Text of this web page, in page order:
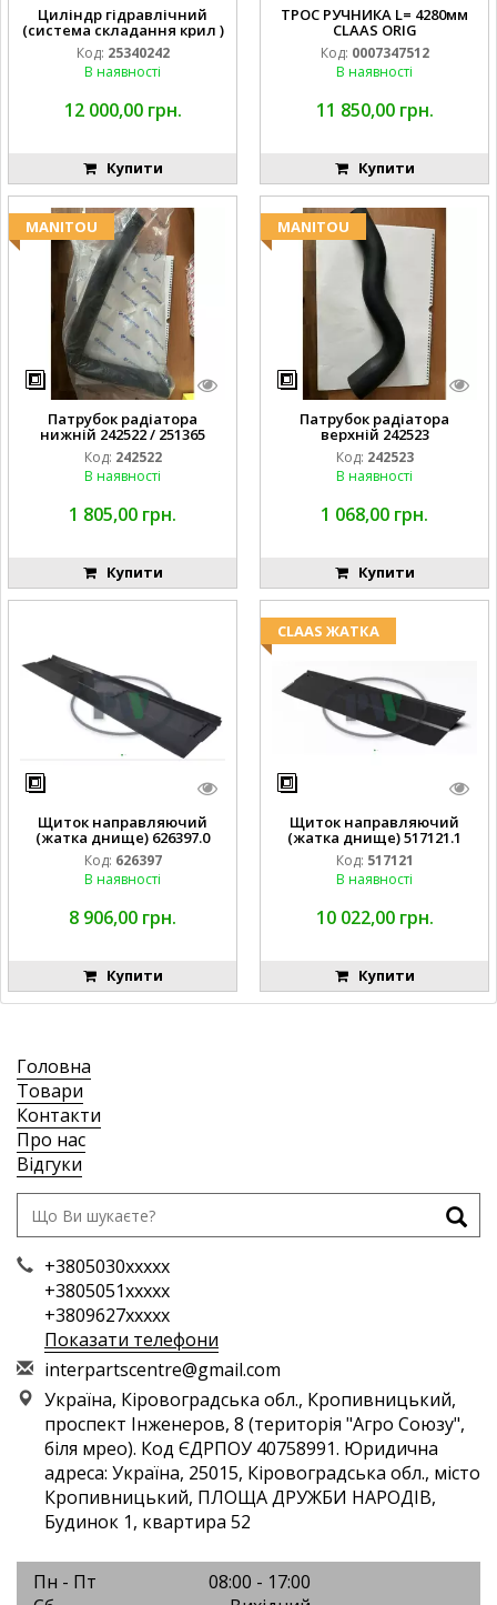
Циліндр гідравлічний
(система складання крил )
Код: 25340242
В наявності
12 000,00 грн.
Купити
ТРОС РУЧНИКА L= 4280мм
CLAAS ORIG
Код: 0007347512
В наявності
11 850,00 грн.
Купити
MANITOU
Патрубок радіатора
нижній 242522 / 251365
Код: 242522
В наявності
1 805,00 грн.
Купити
MANITOU
Патрубок радіатора
верхній 242523
Код: 242523
В наявності
1 068,00 грн.
Купити
Щиток направляючий
(жатка днище) 626397.0
Код: 626397
В наявності
8 906,00 грн.
Купити
CLAAS ЖАТКА
Щиток направляючий
(жатка днище) 517121.1
Код: 517121
В наявності
10 022,00 грн.
Купити
Головна
Товари
Контакти
Про нас
Відгуки
+3805030xxxxx
+3805051xxxxx
+3809627xxxxx
Показати телефони
interpartscentre@gmail.com
Україна, Кіровоградська обл., Кропивницький,
проспект Інженеров, 8 (територія "Агро Союзу",
біля мрео). Код ЄДРПОУ 40758991. Юридична
адреса: Україна, 25015, Кіровоградська обл., місто
Кропивницький, ПЛОЩА ДРУЖБИ НАРОДІВ,
Будинок 1, квартира 52
Пн - Пт
08:00 - 17:00